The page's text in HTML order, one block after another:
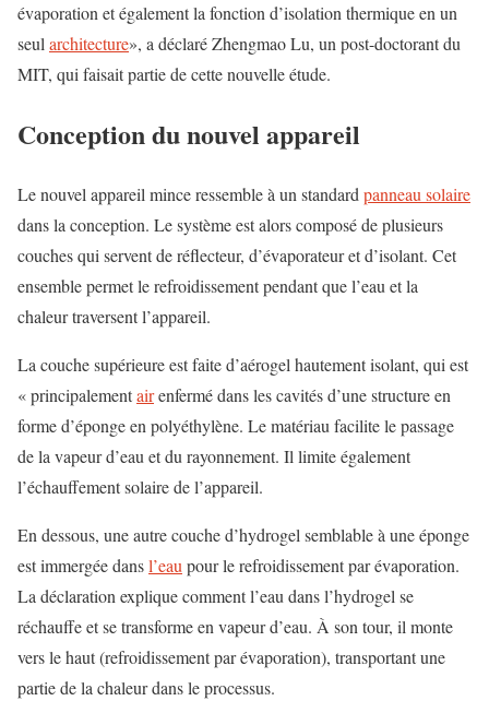
évaporation et également la fonction d’isolation thermique en un
seularchitecture», a déclaré Zhengmao Lu, un post-doctorant du
MIT, qui faisait partie de cette nouvelle étude.
Conception du nouvel appareil
Le nouvel appareil mince ressemble à un standard panneau solaire
dans la conception. Le système est alors composé de plusieurs
couches qui servent de réflecteur, d’évaporateur et d’isolant. Cet
ensemble permet le refroidissement pendant que l’eau et la
chaleur traversent l’appareil.
La couche supérieure est faite d’aérogel hautement isolant, qui est
« principalementairenfermé dans les cavités d’une structure en
forme d’éponge en polyéthylène. Le matériau facilite le passage
de la vapeur d’eau et du rayonnement. Il limite également
l’échauffement solaire de l’appareil.
En dessous, une autre couche d’hydrogel semblable à une éponge
est immergée dansl’eau pour le refroidissement par évaporation.
La déclaration explique comment l’eau dans l’hydrogel se
réchauffe et se transforme en vapeur d’eau. À son tour, il monte
vers le haut (refroidissement par évaporation), transportant une
partie de la chaleur dans le processus.